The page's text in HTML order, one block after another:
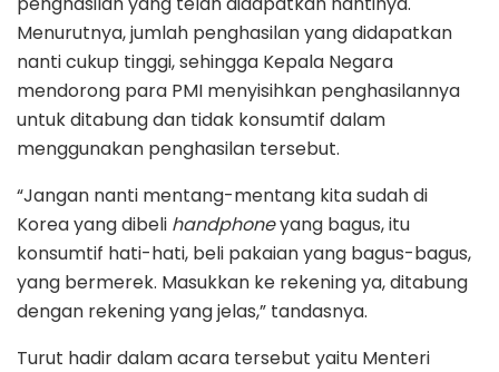
Menurutnya, jumlah penghasilan yang didapatkan
nanti cukup tinggi, sehingga Kepala Negara
mendorong para PMI menyisihkan penghasilannya
untuk ditabung dan tidak konsumtif dalam
menggunakan penghasilan tersebut.
“Jangan nanti mentang-mentang kita sudah di
Korea yang dibeli handphoneyang bagus, itu
konsumtif hati-hati, beli pakaian yang bagus-bagus,
yang bermerek. Masukkan ke rekening ya, ditabung
dengan rekening yang jelas,” tandasnya.
Turut hadir dalam acara tersebut yaitu Menteri